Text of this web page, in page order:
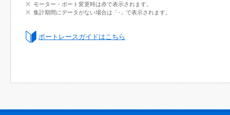
モーター・ボート変更時は赤で表示されます。
集計期間にデータがない場合は「-」で表示されます。
ボートレースガイドはこちら